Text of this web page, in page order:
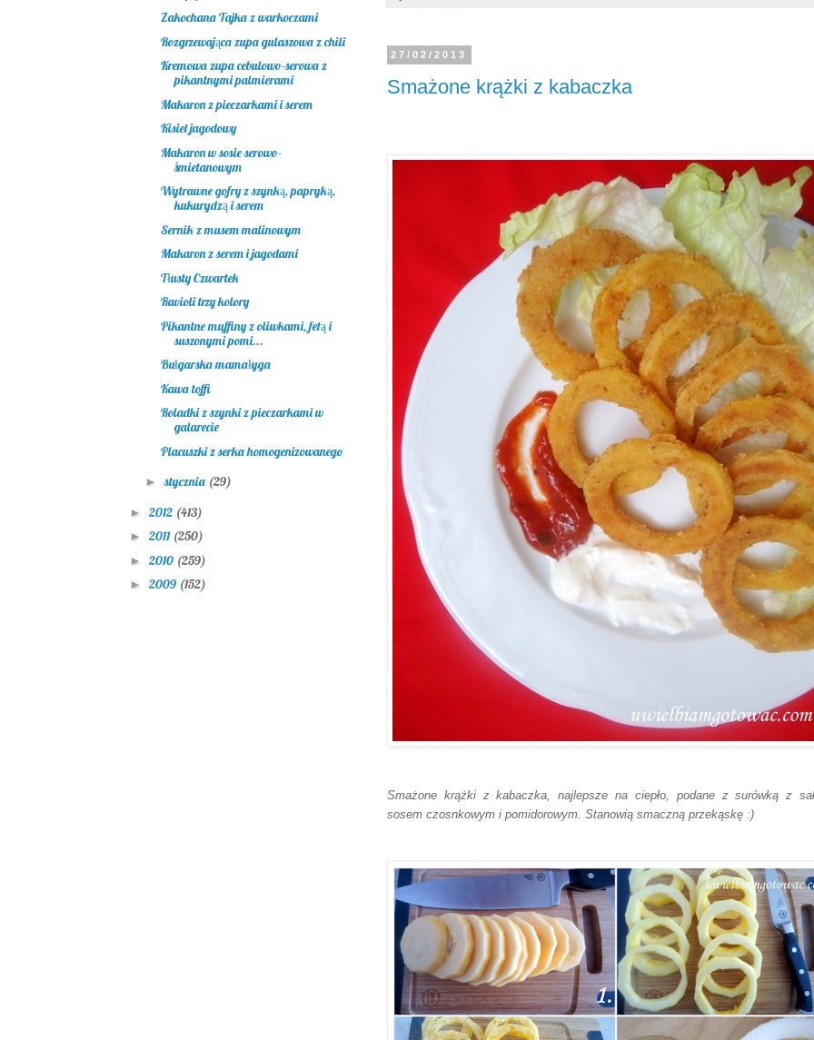
27/02/2013
Smażone krążki z kabaczka
Smażone krążki z kabaczka, najlepsze na ciepło, podane z surówką z
sosem czosnkowym i pomidorowym . Stanowią smaczną przekąskę :)
Zakochana Tajka z warkoczami
Rozgrzewająca zupa gulaszowa z chili
Kremowa zupa cebulowo-serowa z
pikantnymi palmierami
Makaron z pieczarkami i serem
Kisiel jagodowy
Makaron w sosie serowo-
śmietanowym
Wytrawne gofry z szynką, papryką,
kukurydzą i serem
Sernik z musem malinowym
Makaron z serem i jagodami
Tłusty Czwartek
Ravioli trzy kolory
Pikantne muffiny z oliwkami, fetą i
suszonymi pomi...
Bułgarska mamałyga
Kawa toffi
Roladki z szynki z pieczarkami w
galarecie
Placuszki z serka homogenizowanego
►stycznia (29)
► 2012 (413)
►2011 (250)
► 2010 (259)
►2009 (152)